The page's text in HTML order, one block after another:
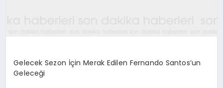
OTOMOBIL
Gelecek Sezon İçin Merak Edilen Fernando Santos’un
Geleceği